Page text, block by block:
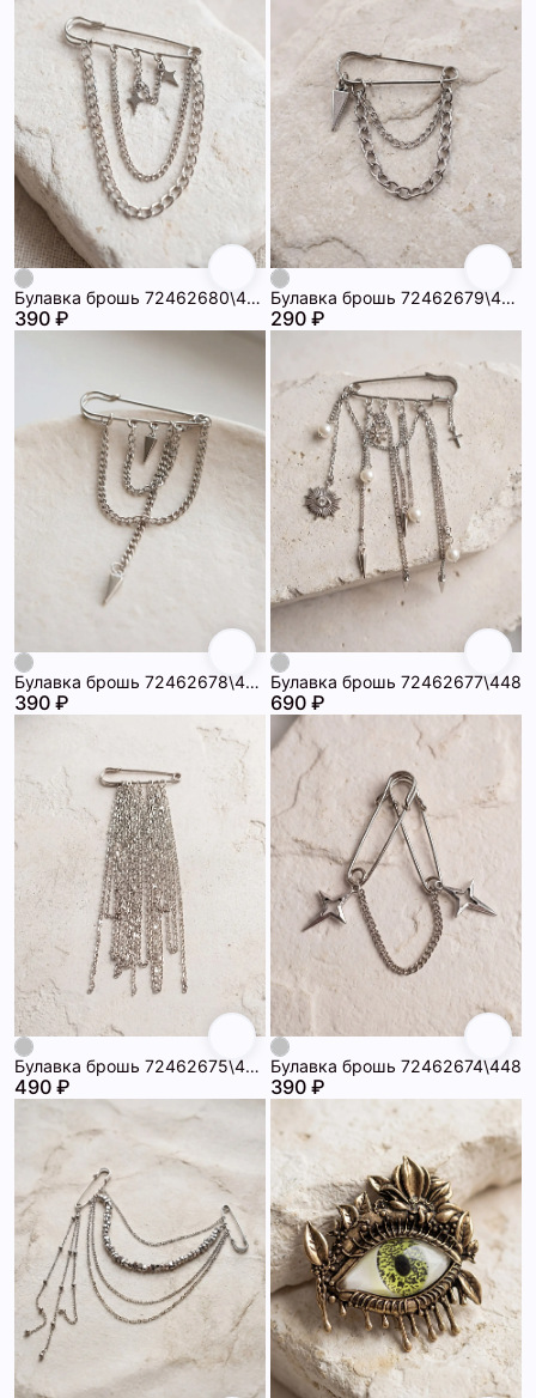
Булавка брошь 72462680\448
390 ₽
Булавка брошь 72462679\448
290 ₽
Булавка брошь 72462678\448
390 ₽
Булавка брошь 72462677\448
690 ₽
Булавка брошь 72462675\448
490 ₽
Булавка брошь 72462674\448
390 ₽